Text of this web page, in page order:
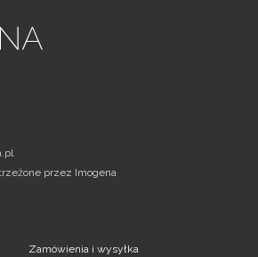
przez Imogena
Zamówienia i wysyłka